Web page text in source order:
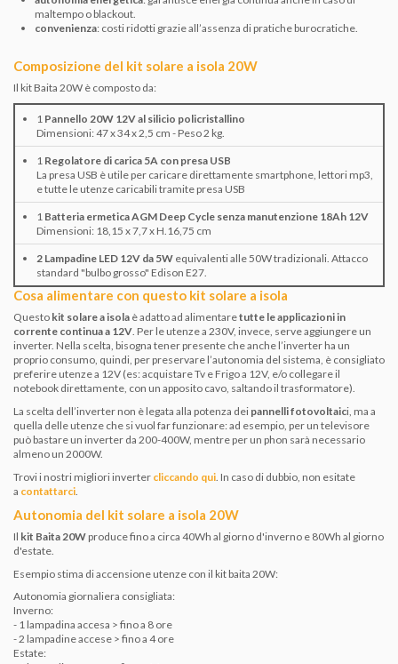
maltempo o blackout.
convenienza: costi ridotti grazie all’assenza di pratiche burocratiche.
Composizione del kit solare a isola 20W
Il kit Baita 20W è composto da:
1 Pannello 20W 12V al silicio policristallino
Dimensioni: 47 x 34 x 2,5 cm - Peso 2 kg.
1 Regolatore di carica 5A con presa USB
La presa USB è utile per caricare direttamente smartphone, lettori mp3,
e tutte le utenze caricabili tramite presa USB
1 Batteria ermetica AGM Deep Cycle senza manutenzione 18Ah 12V
Dimensioni: 18,15 x 7,7 x H.16,75 cm
2 Lampadine LED 12V da 5W equivalenti alle 50W tradizionali. Attacco
standard "bulbo grosso" Edison E27.
Cosa alimentare con questo kit solare a isola
Questo kit solare a isola è adatto ad alimentaretutte le applicazioni in
corrente continua a 12V. Per le utenze a 230V, invece, serve aggiungere un
inverter. Nella scelta, bisogna tener presente che anche l’inverter ha un
proprio consumo, quindi, per preservare l’autonomia del sistema, è consigliato
preferire utenze a 12V (es: acquistare Tv e Frigo a 12V, e/o collegare il
notebook direttamente, con un apposito cavo, saltando il trasformatore).
La scelta dell’inverter non è legata alla potenza dei pannelli fotovoltaici, ma a
quella delle utenze che si vuol far funzionare: ad esempio, per un televisore
può bastare un inverter da 200-400W, mentre per un phon sarà necessario
almeno un 2000W.
Trovi i nostri migliori inverter cliccando qui . In caso di dubbio, non esitate
a contattarci
Autonomia del kit solare a isola 20W
Il kit Baita 20W produce fino a circa 40Wh al giorno d'inverno e 80Wh al giorno
d'estate.
Esempio stima di accensione utenze con il kit baita 20W:
Autonomia giornaliera consigliata:
Inverno:
- 1 lampadina accesa > fino a 8 ore
- 2 lampadine accese > fino a 4 ore
Estate: